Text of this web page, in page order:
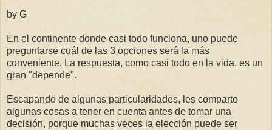
by G
En el continente donde casi todo funciona, uno puede
preguntarse cuál de las 3 opciones será la más
conveniente. La respuesta, como casi todo en la vida, es un
gran "depende".
Escapando de algunas particularidades, les comparto
algunas cosas a tener en cuenta antes de tomar una
decisión, porque muchas veces la elección puede ser